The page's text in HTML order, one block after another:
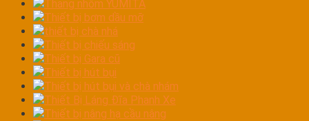
Thang nhôm YUMITA
Thiết bị bơm dầu mỡ
thiết bị chà nhá
Thiết bị chiếu sáng
Thiết bị Gara cũ
Thiết bị hút bụi
Thiết bị hút bụi và chà nhám
Thiết Bị Láng Đĩa Phanh Xe
Thiết bị nâng hạ cầu nâng